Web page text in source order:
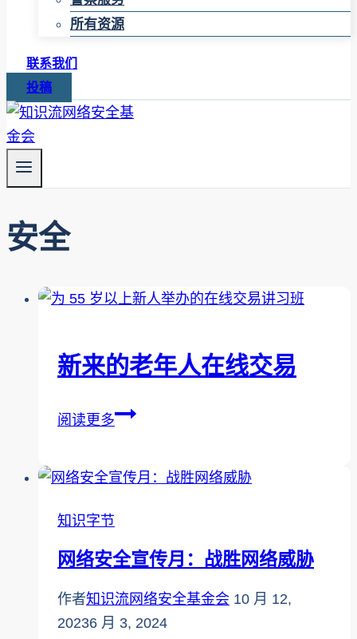
所有资源
联系我们
投稿
安全
新来的老年人在线交易
阅读更多新
老
在
交
易
知识字节
网络安全宣传月：战胜网络威胁
作者知识流网络安全基金会 10 月 12,
20236 月 3, 2024